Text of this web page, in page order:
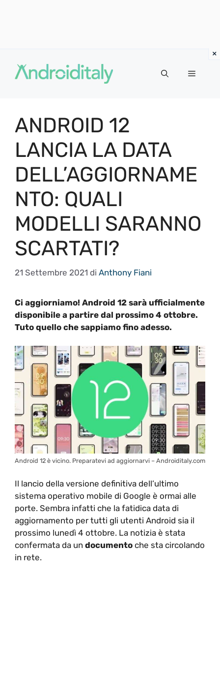
contenuto
MENU
ANDROID 12
LANCIA LA DATA
DELL’AGGIORNAME
NTO: QUALI
MODELLI SARANNO
SCARTATI?
21 Settembre 2021 di Anthony Fiani
Ci aggiorniamo! Android 12 sarà ufficialmente
disponibile a partire dal prossimo 4 ottobre.
Tuto quello che sappiamo fino adesso.
Android 12 è vicino. Preparatevi ad aggiornarvi – Androiditaly.com
Il lancio della versione definitiva dell’ultimo
sistema operativo mobile di Google è ormai alle
porte. Sembra infatti che la fatidica data di
aggiornamento per tutti gli utenti Android sia il
prossimo lunedì 4 ottobre. La notizia è stata
confermata da un documento che sta circolando
in rete.